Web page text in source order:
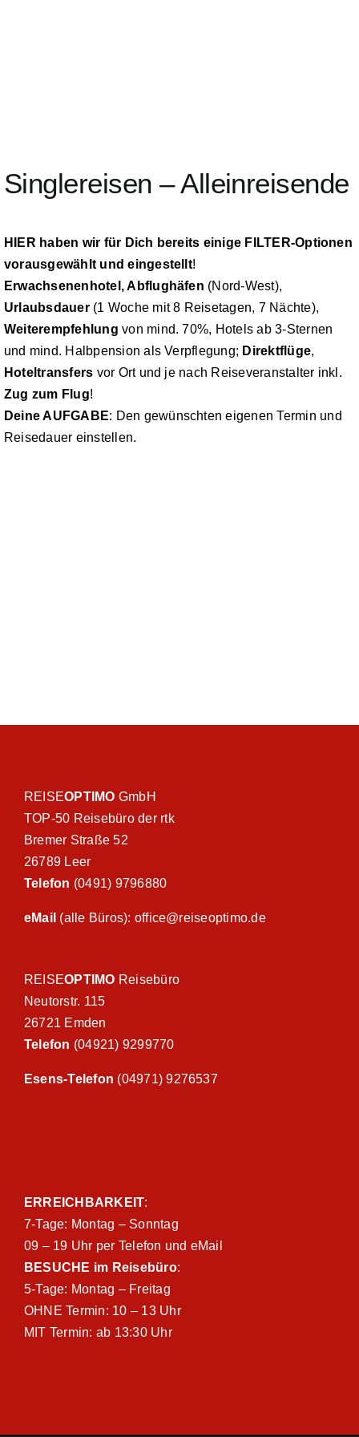
Singlereisen – Alleinreisende
HIER haben wir für Dich bereits einige FILTER-Optionen
vorausgewählt und eingestellt!
Erwachsenenhotel, Abflughäfen (Nord-West),
Urlaubsdauer(1 Woche mit 8 Reisetagen, 7 Nächte),
Weiterempfehlung von mind. 70%, Hotels ab 3-Sternen
und mind. Halbpension als Verpflegung; Direktflüge,
Hoteltransfers vor Ort und je nach Reiseveranstalter inkl.
Zug zum Flug!
Deine AUFGABE: Den gewünschten eigenen Termin und
Reisedauer einstellen.
REISEOPTIMO GmbH
TOP-50 Reisebüro der rtk
Bremer Straße 52
26789 Leer
Telefon (0491) 9796880
eMail (alle Büros): office@reiseoptimo.de
REISEOPTIMO Reisebüro
Neutorstr. 115
26721 Emden
Telefon (04921) 9299770
Esens-Telefon (04971) 9276537
ERREICHBARKEIT:
7-Tage: Montag – Sonntag
09 – 19 Uhr per Telefon und eMail
BESUCHE im Reisebüro:
5-Tage: Montag – Freitag
OHNE Termin: 10 – 13 Uhr
MIT Termin: ab 13:30 Uhr